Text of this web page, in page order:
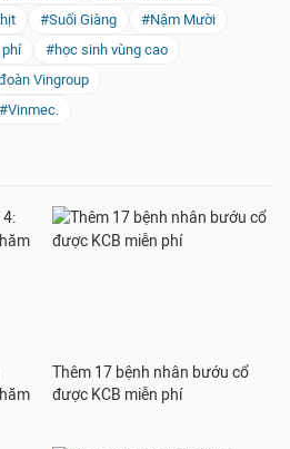
#Suối Giàng
#Nậm Mười
#học sinh vùng cao
Vingroup
#Vinmec.
Thêm 17 bệnh nhân bướu cổ
được KCB miễn phí